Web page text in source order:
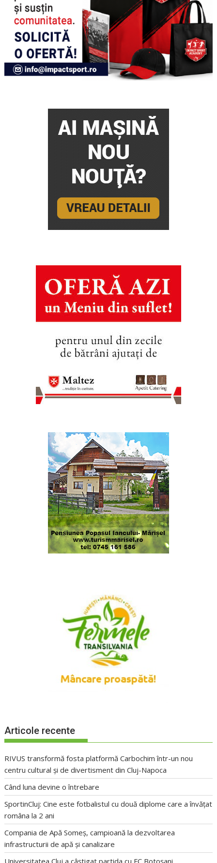
Articole recente
RIVUS transformă fosta platformă Carbochim într-un nou
centru cultural și de divertisment din Cluj-Napoca
Când luna devine o întrebare
SportinCluj: Cine este fotbalistul cu două diplome care a învățat
româna la 2 ani
Compania de Apă Someș, campioană la dezvoltarea
infrastructurii de apă și canalizare